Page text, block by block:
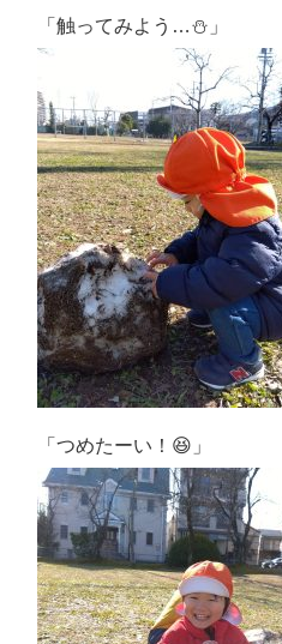
「触ってみよう…⛄」
「つめたーい！😆」